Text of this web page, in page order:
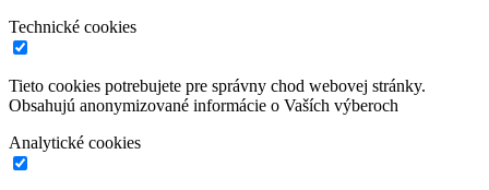
Technické cookies
Tieto cookies potrebujete pre správny chod webovej stránky.
Obsahujú anonymizované informácie o Vaších výberoch
Analytické cookies